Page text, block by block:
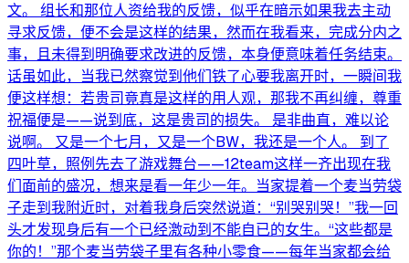
文。 组长和那位人资给我的反馈，似乎在暗示如果我去主动
寻求反馈，便不会是这样的结果，然而在我看来，完成分内之
事，且未得到明确要求改进的反馈，本身便意味着任务结束。
话虽如此，当我已然察觉到他们铁了心要我离开时，一瞬间我
便这样想：若贵司竟真是这样的用人观，那我不再纠缠，尊重
祝福便是——说到底，这是贵司的损失。 是非曲直，难以论
说啊。 又是一个七月，又是一个BW，我还是一个人。 到了
四叶草，照例先去了游戏舞台——12team这样一齐出现在我
们面前的盛况，想来是看一年少一年。当家提着一个麦当劳袋
子走到我附近时，对着我身后突然说道：“别哭别哭！”我一回
头才发现身后有一个已经激动到不能自已的女生。“这些都是
你的！”那个麦当劳袋子里有各种小零食——每年当家都会给